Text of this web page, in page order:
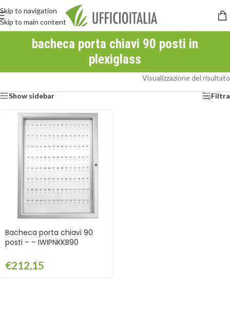
Skip to navigation
Skip to main content
bacheca porta chiavi 90 posti in
plexiglass
Visualizzazione del risultato
Show sidebar Filtra
Bacheca porta chiavi 90
posti – – IWIPNKKB90
€212,15